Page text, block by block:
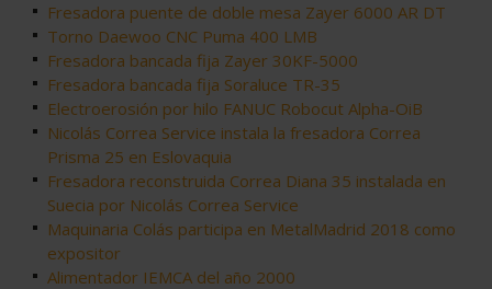
Fresadora puente de doble mesa Zayer 6000 AR DT
Torno Daewoo CNC Puma 400 LMB
Fresadora bancada fija Zayer 30KF-5000
Fresadora bancada fija Soraluce TR-35
Electroerosión por hilo FANUC Robocut Alpha-OiB
Nicolás Correa Service instala la fresadora Correa
Prisma 25 en Eslovaquia
Fresadora reconstruida Correa Diana 35 instalada en
Suecia por Nicolás Correa Service
Maquinaria Colás participa en MetalMadrid 2018 como
expositor
Alimentador IEMCA del año 2000